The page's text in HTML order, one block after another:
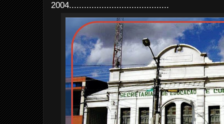
2004........................................